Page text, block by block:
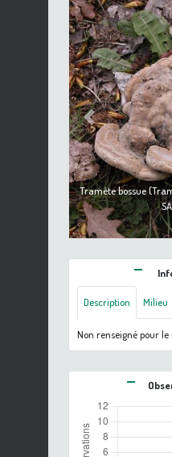
Tramète bossue
Previous
Description Milieu
Non renseigné pour